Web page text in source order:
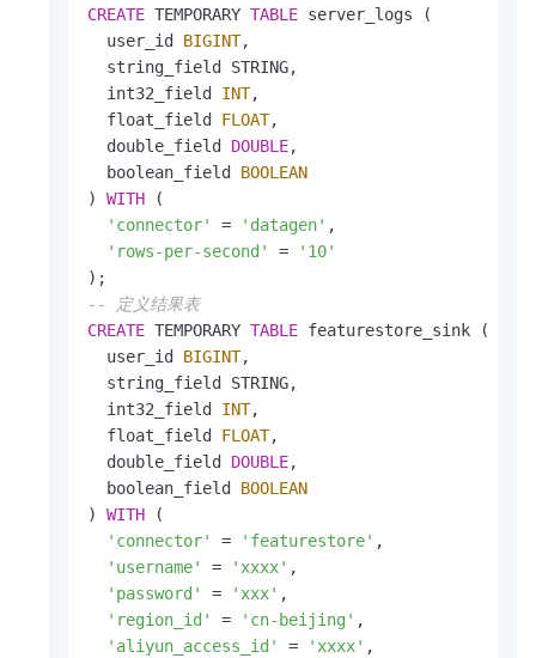
CREATE TEMPORARY TABLE server_logs (
  user_id
BIGINT,
  string_field STRING,
  int32_field
INT,
  float_field
FLOAT,
  double_field
DOUBLE,
  boolean_field
BOOLEAN
) WITH (
'connector'
= 'datagen' ,
'rows-per-second'
=
'10'
-- 定义结果表
CREATE TEMPORARY TABLE featurestore_sink (
  user_id
BIGINT,
  string_field STRING,
  int32_field
INT,
  float_field
FLOAT,
  double_field
DOUBLE,
  boolean_field
BOOLEAN
) WITH (
'connector'
= 'featurestore' ,
'username'
= 'xxxx' ,
'password'
= 'xxx' ,
'region_id'
= 'cn-beijing' ,
'aliyun_access_id'
= 'xxxx' ,